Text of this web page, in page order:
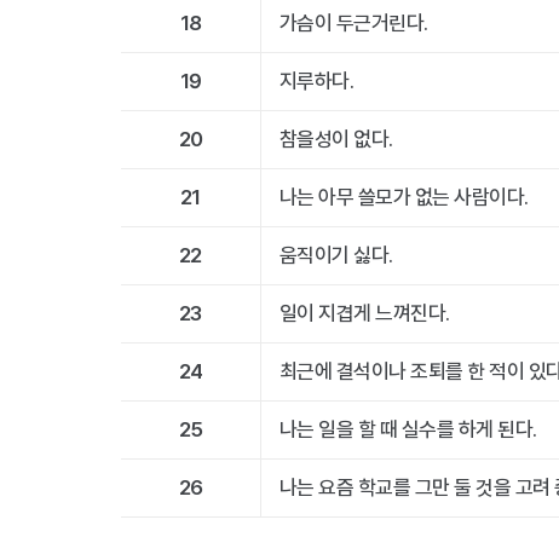
18 가슴이 두근거린다.
19 지루하다.
20 참을성이 없다.
21 나는 아무 쓸모가 없는 사람이다.
22 움직이기 싫다.
23 일이 지겹게 느껴진다.
24 최근에 결석이나 조퇴를 한 적이 있
25 나는 일을 할 때 실수를 하게 된다.
26 나는 요즘 학교를 그만 둘 것을 고려